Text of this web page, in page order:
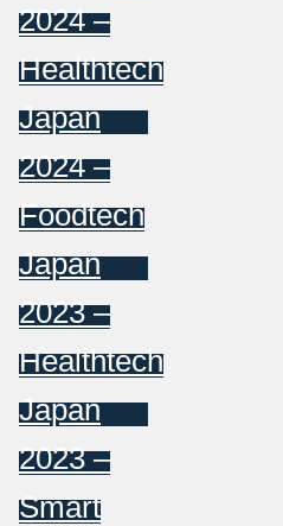
2024 –
Healthtech
Japan
2024 –
Foodtech
Japan
2023 –
Healthtech
Japan
2023 –
Smart